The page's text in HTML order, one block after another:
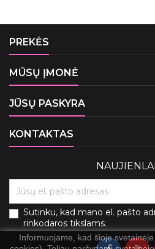
PREKĖS
MŪSŲ ĮMONĖ
JŪSŲ PASKYRA
KONTAKTAS
Informuojame, kad šioje
Sutinku, kad mano el. pašto
rinkodaros tikslams.